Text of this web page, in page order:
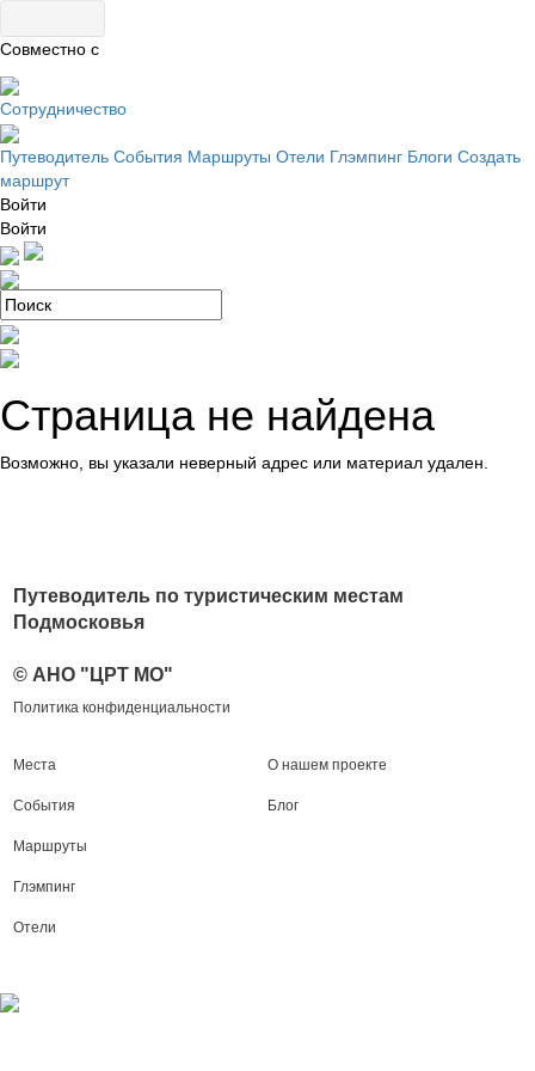
Совместно с
Сотрудничество
Путеводитель События Маршруты Отели Глэмпинг Блоги Создать
маршрут
Войти
Войти
Страница не найдена
Возможно, вы указали неверный адрес или материал удален.
Путеводитель по туристическим местам
Подмосковья
© АНО "ЦРТ МО"
Политика конфиденциальности
Места
События
Маршруты
Глэмпинг
Отели
О нашем проекте
Блог